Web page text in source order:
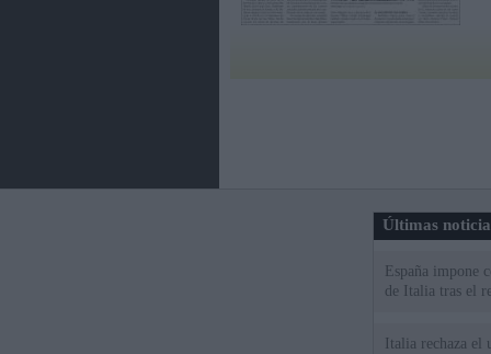
Últimas
España impone
de Italia tras el
Italia rechaza